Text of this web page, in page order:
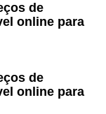
de
online para
de
online para